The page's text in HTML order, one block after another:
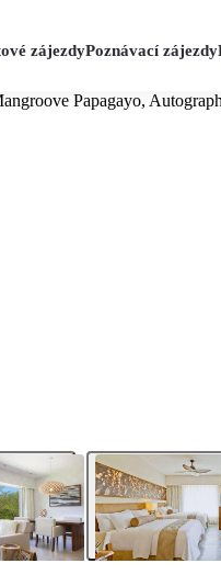
zájezdyPoznávací zájezdy
Papagayo,